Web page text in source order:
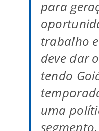
para
trabalho
deve dar
tendo
uma